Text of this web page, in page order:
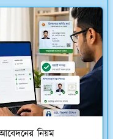
নিয়ম